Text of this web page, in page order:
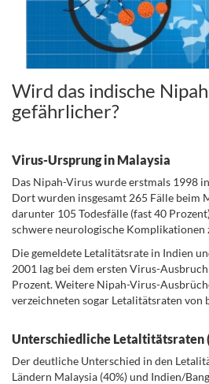
Wird das indische
gefährlicher?
Virus-Ursprung in Malaysia
Das Nipah-Virus wurde erstmals 1998
Dort wurden insgesamt 265 Fälle beim
darunter 105 Todesfälle (fast 40
schwere neurologische
Die gemeldete Letalitätsrate in Indien
2001 lag bei dem ersten Virus-
Prozent. Weitere Nipah-Virus-
verzeichneten sogar Letalitätsraten von
Unterschiedliche Letaltitätsraten
Der deutliche Unterschied in den
Ländern Malaysia (40%) und Indien/